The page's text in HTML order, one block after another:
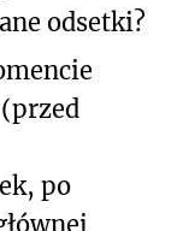
odsetki?
po